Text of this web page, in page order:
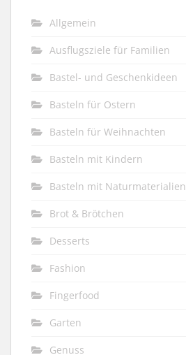
Allgemein
Ausflugsziele für Familien
Bastel- und Geschenkideen
Basteln für Ostern
Basteln für Weihnachten
Basteln mit Kindern
Basteln mit Naturmaterialien
Brot & Brötchen
Desserts
Fashion
Fingerfood
Garten
Genuss